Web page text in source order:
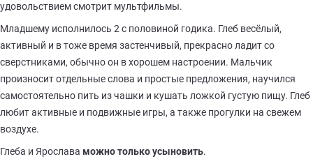
удовольствием смотрит мультфильмы.
Младшему исполнилось 2 с половиной годика. Глеб весёлый,
активный и в тоже время застенчивый, прекрасно ладит со
сверстниками, обычно он в хорошем настроении. Мальчик
произносит отдельные слова и простые предложения, научился
самостоятельно пить из чашки и кушать ложкой густую пищу. Глеб
любит активные и подвижные игры, а также прогулки на свежем
воздухе.
Глеба и Ярослава можно только усыновить.